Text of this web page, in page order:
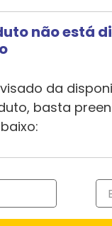
não está
da
basta